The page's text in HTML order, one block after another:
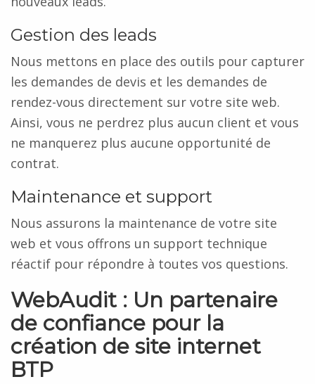
Gestion des leads
Nous mettons en place des outils pour capturer
les demandes de devis et les demandes de
rendez-vous directement sur votre site web.
Ainsi, vous ne perdrez plus aucun client et vous
ne manquerez plus aucune opportunité de
contrat.
Maintenance et support
Nous assurons la maintenance de votre site
web et vous offrons un support technique
réactif pour répondre à toutes vos questions.
WebAudit : Un partenaire
de confiance pour la
création de site internet
BTP